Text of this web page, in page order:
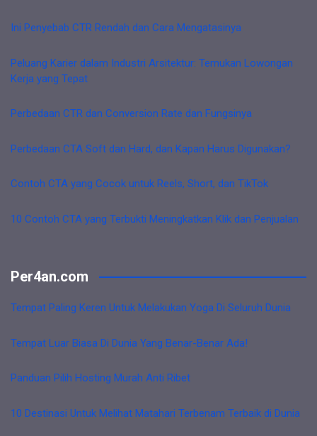
Ini Penyebab CTR Rendah dan Cara Mengatasinya
Peluang Karier dalam Industri Arsitektur: Temukan Lowongan
Kerja yang Tepat
Perbedaan CTR dan Conversion Rate dan Fungsinya
Perbedaan CTA Soft dan Hard, dan Kapan Harus Digunakan?
Contoh CTA yang Cocok untuk Reels, Short, dan TikTok
10 Contoh CTA yang Terbukti Meningkatkan Klik dan Penjualan
Per4an.com
Tempat Paling Keren Untuk Melakukan Yoga Di Seluruh Dunia
Tempat Luar Biasa Di Dunia Yang Benar-Benar Ada!
Panduan Pilih Hosting Murah Anti Ribet
10 Destinasi Untuk Melihat Matahari Terbenam Terbaik di Dunia